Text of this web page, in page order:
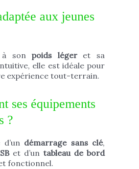
aux jeunes
à son poids légeret sa
elle est idéale pour
expérience tout-terrain.
ses équipements
?
démarrage sans clé,
et d’un tableau de bord
fonctionnel.